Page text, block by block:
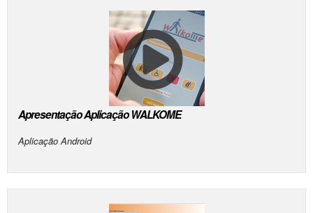
Apresentação Aplicação WALKOME
Aplicação Android